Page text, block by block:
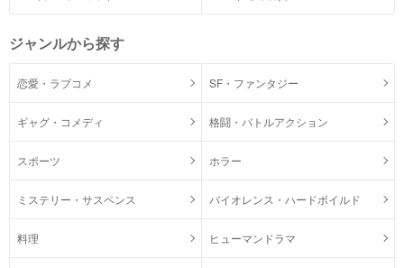
ジャンルから探す
恋愛・ラブコメ SF・ファンタジー
ギャグ・コメディ 格闘・バトルアクション
スポーツ ホラー
ミステリー・サスペンス バイオレンス・ハードボイルド
料理 ヒューマンドラマ